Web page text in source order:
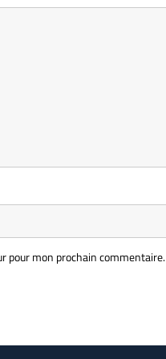
pour mon prochain commentaire.